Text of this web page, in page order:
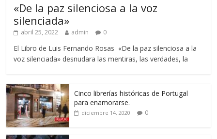
«De la paz silenciosa a la voz
silenciada»
abril 25, 2022 admin 0
El Libro de Luis Fernando Rosas «De la paz silenciosa a la
voz silenciada» desnudara las mentiras, las verdades, la
Cinco librerías históricas de Portugal
para enamorarse.
diciembre 14, 2020 0